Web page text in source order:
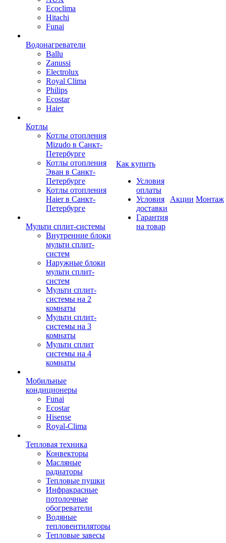
Ecoclima
Hitachi
Funai
Водонагреватели
Ballu
Zanussi
Electrolux
Royal Clima
Philips
Ecostar
Haier
Котлы
Котлы отопления
Mizudo в Санкт-
Петербурге
Котлы отопления
Эван в Санкт-
Петербурге
Котлы отопления
Haier в Санкт-
Петербурге
Мульти сплит-системы
Внутренние блоки
мульти сплит-
систем
Наружные блоки
мульти сплит-
систем
Мульти сплит-
системы на 2
комнаты
Мульти сплит-
системы на 3
комнаты
Мульти сплит
системы на 4
комнаты
Мобильные
кондиционеры
Funai
Ecostar
Hisense
Royal-Clima
Тепловая техника
Конвекторы
Масляные
радиаторы
Тепловые пушки
Инфракрасные
потолочные
обогреватели
Водяные
тепловентиляторы
Тепловые завесы
Как купить
Условия
оплаты
Условия
доставки
Гарантия
на товар
Акции Монтаж